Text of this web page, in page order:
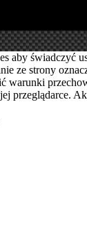
aby świadczyć
ze strony
warunki
przeglądarce.